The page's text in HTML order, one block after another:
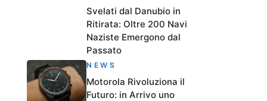
Svelati dal Danubio in
Ritirata: Oltre 200 Navi
Naziste Emergono dal
Passato
NEWS
Motorola Rivoluziona il
Futuro: in Arrivo uno